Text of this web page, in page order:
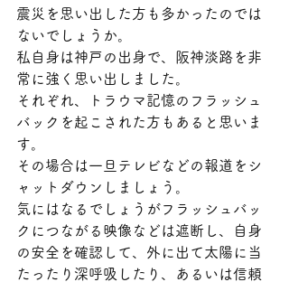
震災を思い出した方も多かったのでは
ないでしょうか。
私自身は神戸の出身で、阪神淡路を非
常に強く思い出しました。
それぞれ、トラウマ記憶のフラッシュ
バックを起こされた方もあると思いま
す。
その場合は一旦テレビなどの報道をシ
ャットダウンしましょう。
気にはなるでしょうがフラッシュバッ
クにつながる映像などは遮断し、自身
の安全を確認して、外に出て太陽に当
たったり深呼吸したり、あるいは信頼